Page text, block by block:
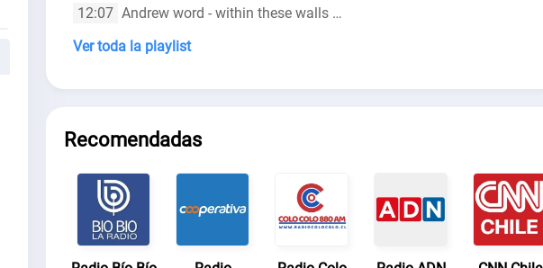
12:07 Andrew word - within these walls (cool breeze version)
Ver toda la playlist
Recomendadas